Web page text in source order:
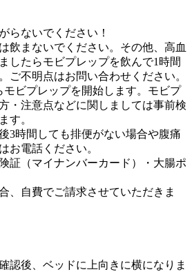
らないでください！
飲まないでください。その他、高血
したらモビプレップを飲んで1時間
ご不明点はお問い合わせください。
ビプレップを開始します。モビプ
・注意点などに関しましては事前検
す。
3時間しても排便がない場合や腹痛
お電話ください。
証（マイナンバーカード）・大腸ポ
、自費でご請求させていただきま
認後、ベッドに上向きに横になりま